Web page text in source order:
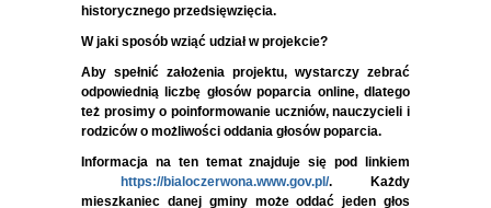
historycznego przedsięwzięcia.
W jaki sposób wziąć udział w projekcie?
Aby spełnić założenia projektu, wystarczy zebrać
odpowiednią liczbę głosów poparcia online, dlatego
też prosimy o poinformowanie uczniów, nauczycieli i
rodziców o możliwości oddania głosów poparcia.
Informacja na ten temat znajduje się pod linkiem
https://bialoczerwona.www.gov.pl/. Każdy
mieszkaniec danej gminy może oddać jeden głos